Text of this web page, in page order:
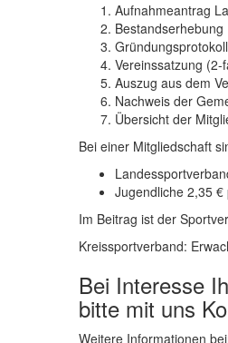
Aufnahmeantrag
Bestandserhebung
Gründungsprotokoll
Vereinssatzung
Auszug aus dem
Nachweis der
Übersicht der
Bei einer Mitgliedschaft
Jugendliche 2,35 €
Im Beitrag ist der
Kreissportverband:
Bei Interesse
bitte mit uns
Weitere Informationen